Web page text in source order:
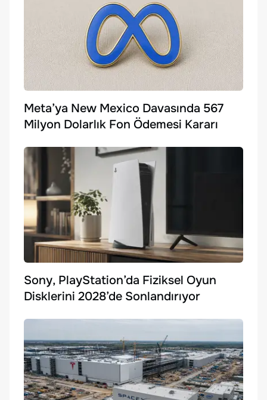
Meta’ya New Mexico Davasında 567
Milyon Dolarlık Fon Ödemesi Kararı
Sony, PlayStation’da Fiziksel Oyun
Disklerini 2028’de Sonlandırıyor